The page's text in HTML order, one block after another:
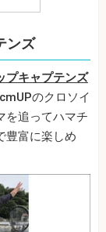
ンズ
プキャプテンズ
のクロソイ
を追ってハマチ
豊富に楽しめ